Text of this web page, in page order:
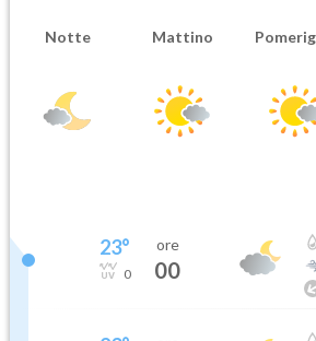
Notte Mattino
23°
0
ore
00